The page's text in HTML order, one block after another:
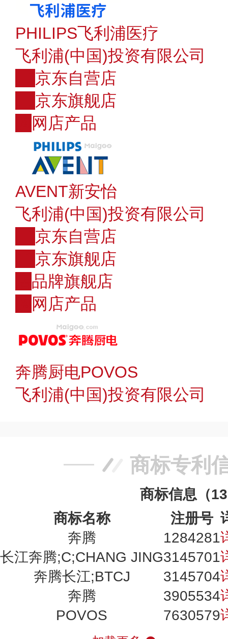
PHILIPS飞利浦医疗
飞利浦(中国)投资有限公司
京东自营店
京东旗舰店
网店产品
AVENT新安怡
飞利浦(中国)投资有限公司
京东自营店
京东旗舰店
品牌旗舰店
网店产品
奔腾厨电POVOS
飞利浦(中国)投资有限公司
商标专利
商标信息（
商标名称
注册号
奔腾
1284281
长江奔腾;C;CHANG JING3145701
奔腾长江;BTCJ
3145704
奔腾
3905534
POVOS
7630579